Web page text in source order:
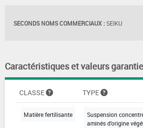
SECONDS NOMS COMMERCIAUX : SEIKU
Caractéristiques et valeurs
CLASSE TYPE
Matière fertilisante
Suspension
aminés d'origine